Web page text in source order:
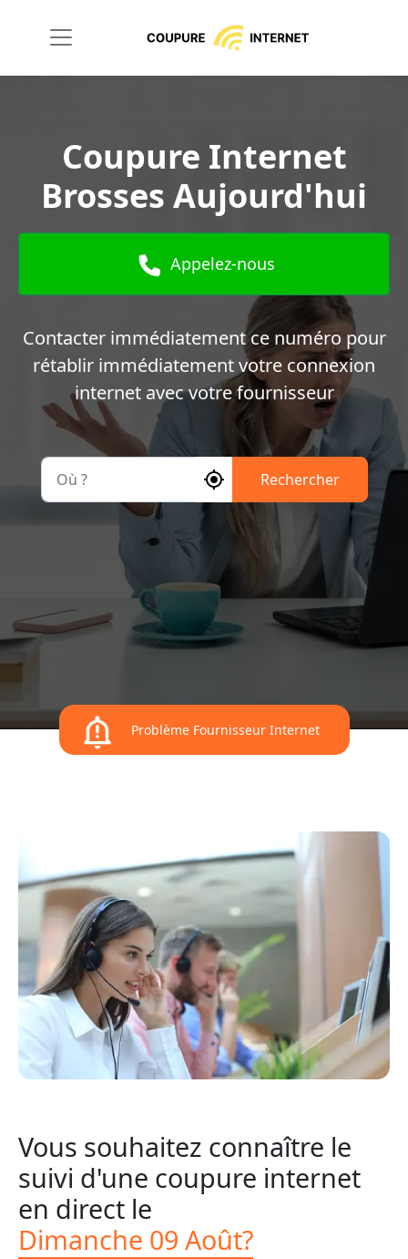
Coupure Internet
Brosses Aujourd'hui
Appelez-nous
Contacter immédiatement ce numéro pour
rétablir immédiatement votre connexion
internet avec votre fournisseur
Rechercher
Problème Fournisseur Internet
Vous souhaitez connaître le
suivi d'une coupure internet
en direct le
Dimanche 09 Août?